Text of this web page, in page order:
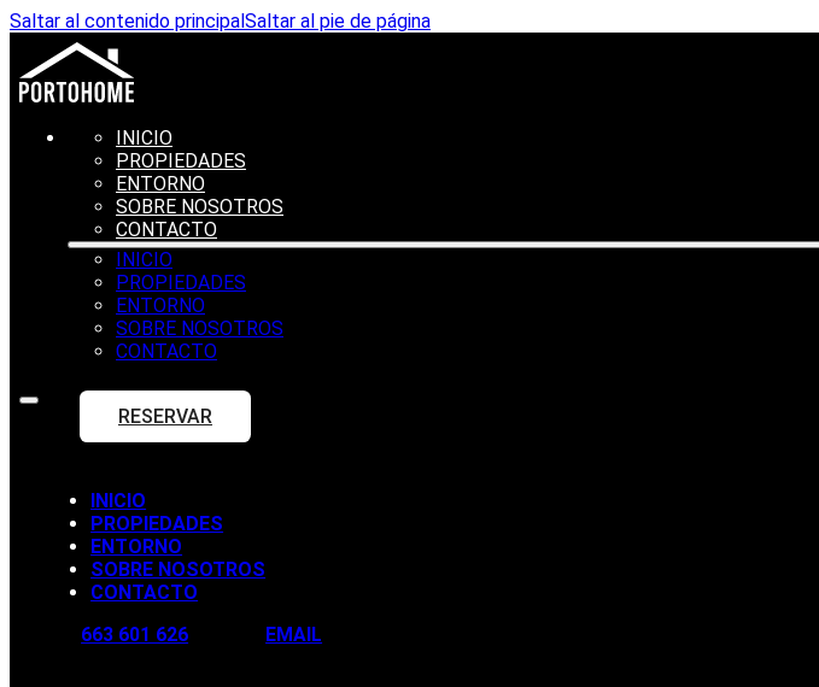
Saltar al contenido principalSaltar al pie de página
INICIO
PROPIEDADES
ENTORNO
SOBRE NOSOTROS
CONTACTO
INICIO
PROPIEDADES
ENTORNO
SOBRE NOSOTROS
CONTACTO
RESERVAR
INICIO
PROPIEDADES
ENTORNO
SOBRE NOSOTROS
CONTACTO
663 601 626
EMAIL